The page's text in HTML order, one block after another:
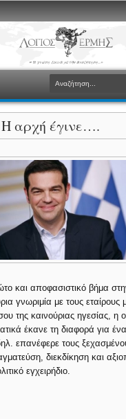
Η αρχή έγινε….
και αποφασιστικό βήμα
γνωριμία με τους εταίρους
της καινούριας ηγεσίας, η
έκανε τη διαφορά για
επανέφερε τους
διεκδίκηση και
εγχειρήδιο.